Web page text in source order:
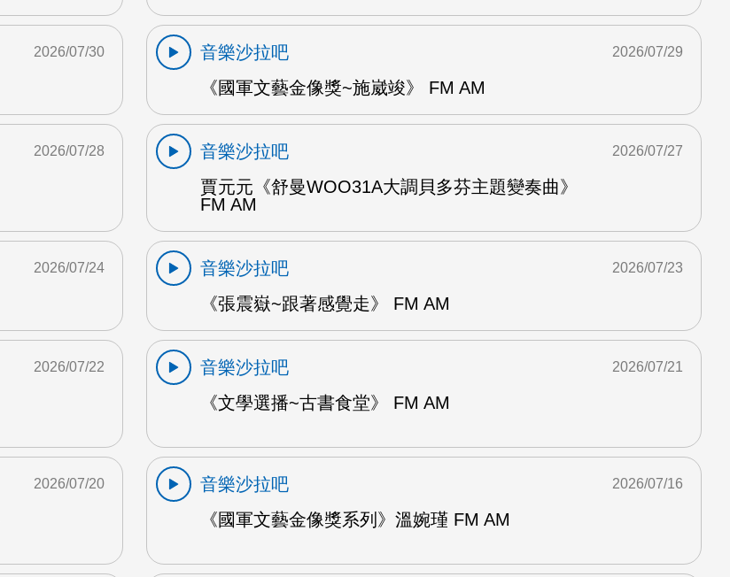
2026/07/30
音樂沙拉吧
《國軍文藝金像獎~施崴竣》 FM AM
2026/07/29
2026/07/28
音樂沙拉吧
賈元元《舒曼WOO31A大調貝多芬主題變奏曲》
FM AM
2026/07/27
2026/07/24
音樂沙拉吧
《張震嶽~跟著感覺走》 FM AM
2026/07/23
2026/07/22
音樂沙拉吧
《文學選播~古書食堂》 FM AM
2026/07/21
2026/07/20
音樂沙拉吧
《國軍文藝金像獎系列》溫婉瑾 FM AM
2026/07/16